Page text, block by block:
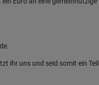
uns und seid somit ein Teil